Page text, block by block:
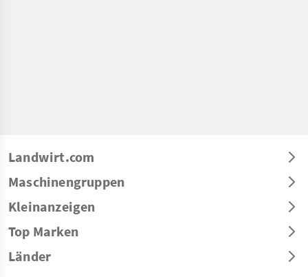
Landwirt.com
Maschinengruppen
Kleinanzeigen
Top Marken
Länder